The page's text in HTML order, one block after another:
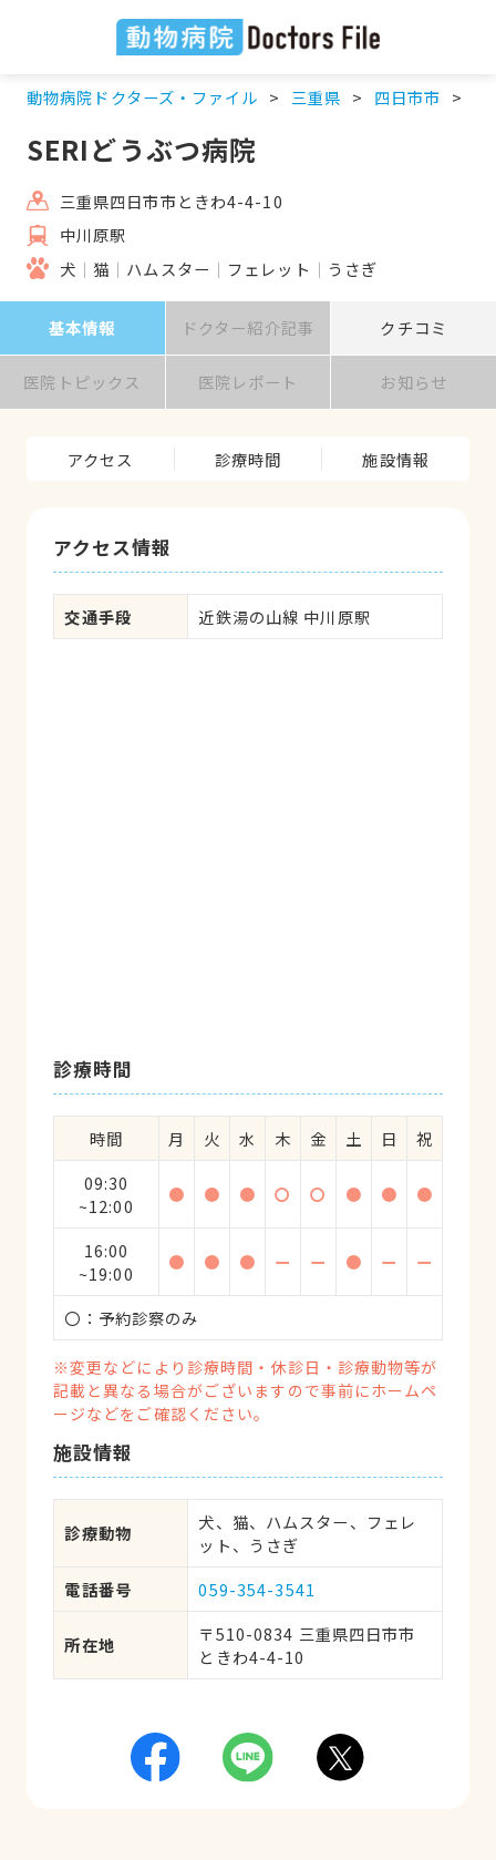
動物病院ドクターズ・ファイル 三重県 四日市市
SERIどうぶつ病院
三重県四日市市ときわ4-4-10
中川原駅
犬
猫 ハムスター フェレット うさぎ
基本情報 ドクター紹介記事 クチコミ
医院トピックス 医院レポート お知らせ
アクセス 診療時間 施設情報
アクセス情報
交通手段 近鉄湯の山線 中川原駅
診療時間
時間 月 火 水 木 金 土 日
祝
09:30
~12:00
● ● ● 〇 〇 ● ● ●
16:00
~19:00
● ● ● ー ー ● ー ー
〇：予約診察のみ
※変更などにより診療時間・休診日・診療動物等が
記載と異なる場合がございますので事前にホームペ
ージなどをご確認ください。
施設情報
診療動物
犬、猫、ハムスター、フェレ
ット、うさぎ
電話番号
059-354-3541
所在地
〒510-0834 三重県四日市市
ときわ4-4-10